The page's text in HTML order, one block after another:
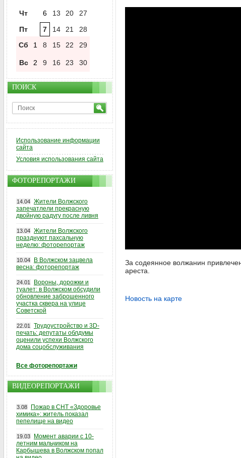
За содеянное волжанин
ареста.
Новость на карте
Чт 6 13 20
27
Пт
7 14 21
28
Сб
1 8 15 22 29
Вс 2 9 16 23 30
ПОИСК
Использование информации
сайта
Условия использования сайта
ФОТОРЕПОРТАЖИ
14.04 Жители Волжского
запечатлели прекрасную
двойную радугу после ливня
13.04 Жители Волжского
празднуют пахсальную
неделю: фоторепортаж
10.04
В Волжском зацвела
весна: фоторепортаж
24.01
Вороны, дорожки и
туалет: в Волжском обсудили
обновление заброшенного
участка сквера на улице
Советской
22.01
Трудоустройство и 3D-
печать: депутаты облдумы
оценили успехи Волжского
дома соцобслуживания
Все фоторепортажи
ВИДЕОРЕПОРТАЖИ
3.08
Пожар в СНТ «Здоровье
химика»: житель показал
пепелище на видео
19.03
Момент аварии с 10-
летним мальчиком на
Карбышева в Волжском попал